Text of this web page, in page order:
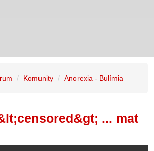
Komunity Anorexia - Bulímia
... mat